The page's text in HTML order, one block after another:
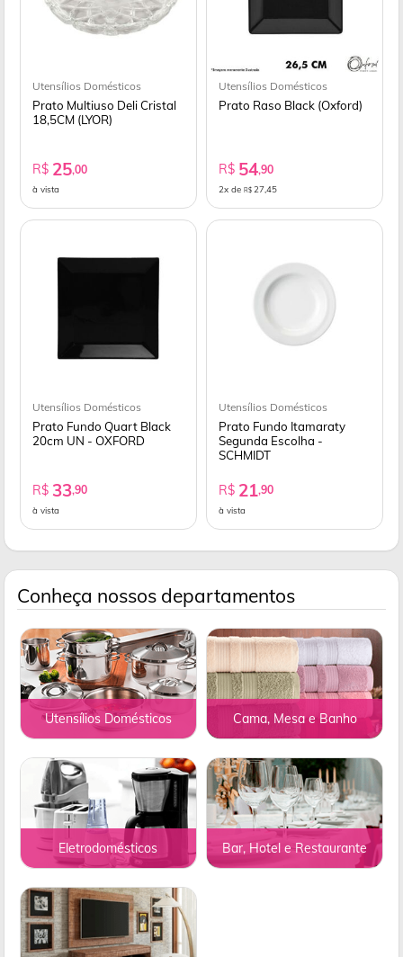
Utensílios Domésticos
Prato Multiuso Deli Cristal
18,5CM (LYOR)
R$ 25,00
à vista
Utensílios Domésticos
Prato Raso Black (Oxford)
R$ 54,90
2x de R$ 27,45
Utensílios Domésticos
Prato Fundo Quart Black
20cm UN - OXFORD
R$ 33,90
à vista
Utensílios Domésticos
Prato Fundo Itamaraty
Segunda Escolha -
SCHMIDT
R$ 21,90
à vista
Conheça nossos departamentos
Utensílios Domésticos Cama, Mesa e Banho
Eletrodomésticos Bar, Hotel e Restaurante